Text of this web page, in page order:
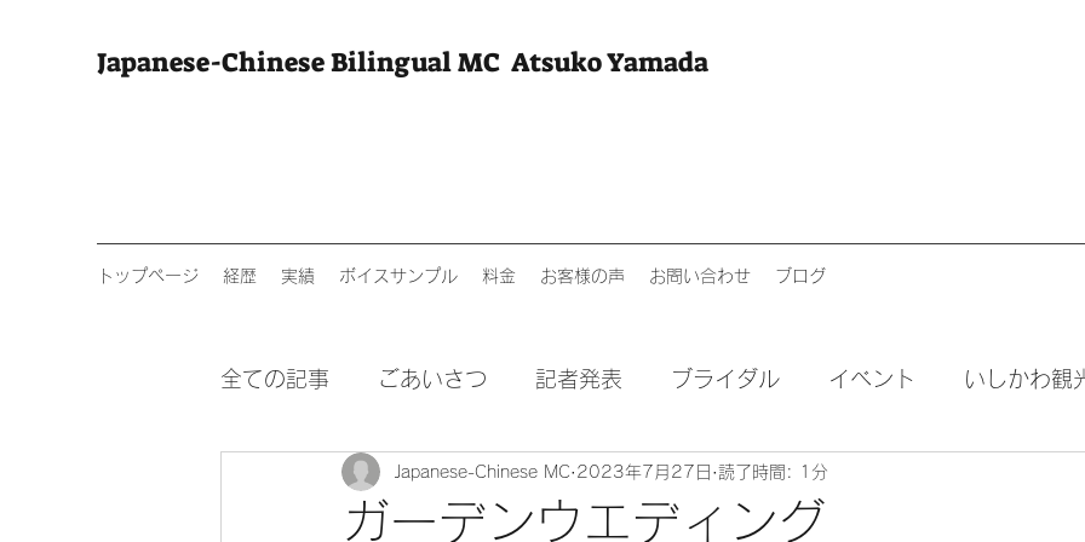
Japanese-Chinese Bilingual MC Atsuko Yamada
トップページ 経歴 実績 ボイスサンプル 料金 お客様の声 お問い合わせ ブログ
全ての記事 ごあいさつ 記者発表 ブライダル イベント いしかわ観
中国語全国通訳案内士 お仕事仲間 講演会 英語学習
ガーデンウエディング
Japanese-Chinese MC 2023年7月27日 読了時間: 1分